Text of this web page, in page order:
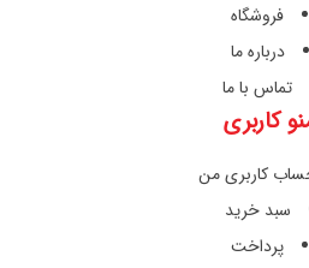
فروشگاه
درباره ما
تماس با ما
کاربری
کاربری من
سبد خرید
پرداخت